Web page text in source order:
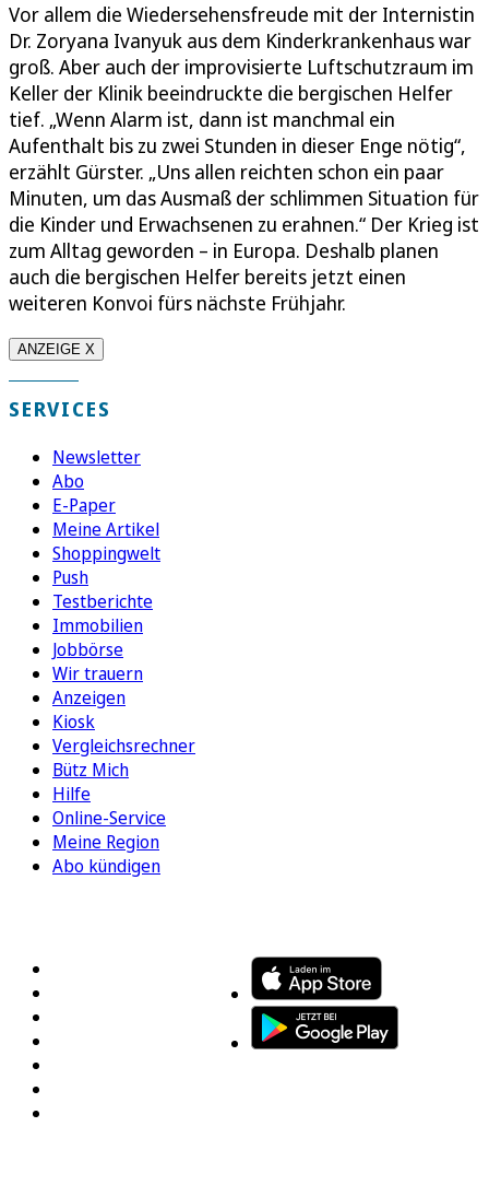
Vor allem die Wiedersehensfreude mit der Internistin
Dr. Zoryana Ivanyuk aus dem Kinderkrankenhaus war
groß. Aber auch der improvisierte Luftschutzraum im
Keller der Klinik beeindruckte die bergischen Helfer
tief. „Wenn Alarm ist, dann ist manchmal ein
Aufenthalt bis zu zwei Stunden in dieser Enge nötig“,
erzählt Gürster. „Uns allen reichten schon ein paar
Minuten, um das Ausmaß der schlimmen Situation für
die Kinder und Erwachsenen zu erahnen.“ Der Krieg ist
zum Alltag geworden – in Europa. Deshalb planen
auch die bergischen Helfer bereits jetzt einen
weiteren Konvoi fürs nächste Frühjahr.
ANZEIGE X
SERVICES
Newsletter
Abo
E-Paper
Meine Artikel
Shoppingwelt
Push
Testberichte
Immobilien
Jobbörse
Wir trauern
Anzeigen
Kiosk
Vergleichsrechner
Bütz Mich
Hilfe
Online-Service
Meine Region
Abo kündigen